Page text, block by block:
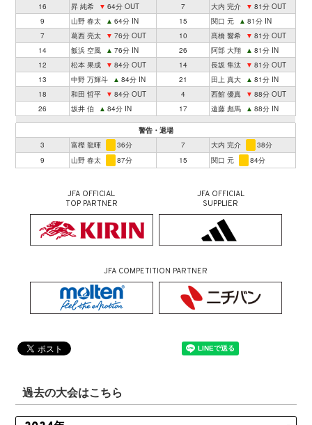
16
昇 純希 ▼ 64分 OUT 7 大内 完介 ▼ 81分 OUT
9
山野 春太 ▲ 64分 IN 15 関口 元 ▲ 81分 IN
7
葛西 亮太 ▼ 76分 OUT 10 髙橋 響希 ▼ 81分 OUT
14
飯浜 空風 ▲ 76分 IN 26 阿部 大翔 ▲ 81分 IN
12
松本 果成 ▼ 84分 OUT 14 長坂 隼汰 ▼ 81分 OUT
13
中野 万輝斗 ▲ 84分 IN 21 田上 真大 ▲ 81分 IN
18
和田 哲平 ▼ 84分 OUT 4 西館 優真 ▼ 88分 OUT
26
坂井 伯 ▲ 84分 IN 17 遠藤 彪馬 ▲ 88分 IN
警告・退場
3
富樫 龍暉 36分 7 大内 完介
38分
9
山野 春太 87分 15 関口 元 84分
JFA OFFICIAL
TOP PARTNER
JFA OFFICIAL
SUPPLIER
JFA COMPETITION PARTNER
過去の大会はこちら